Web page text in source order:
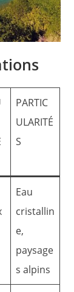
PARTIC
ULARITÉ
S
Eau
cristallin
e,
paysage
s alpins